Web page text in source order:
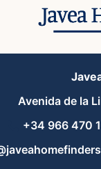
Avenida de la
+34 966 470